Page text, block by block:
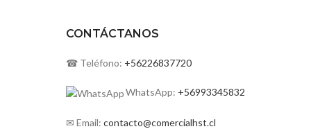
CONTÁCTANOS
☎ Teléfono: +56226837720
WhatsApp: +56993345832
✉ Email: contacto@comercialhst.cl